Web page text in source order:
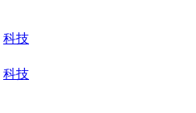
科技
科技